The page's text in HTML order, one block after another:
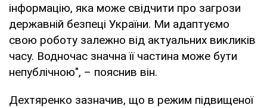
інформацію, яка може свідчити про загрози
державній безпеці України. Ми адаптуємо
свою роботу залежно від актуальних викликів
часу. Водночас значна її частина може бути
непублічною", – пояснив він.
Дехтяренко зазначив, що в режим підвищеної